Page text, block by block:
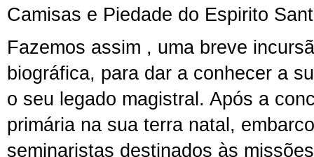
Camisas e Piedade do Espirito
Fazemos assim , uma breve
biográfica, para dar a conhecer a
o seu legado magistral. Após a
primária na sua terra natal,
seminaristas destinados às